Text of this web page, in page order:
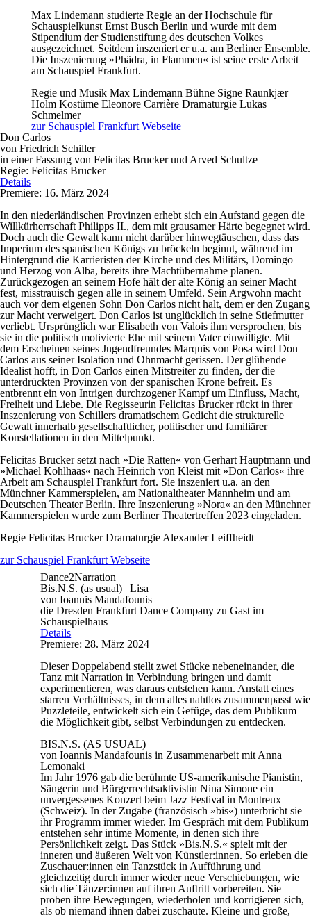
Max Lindemann studierte Regie an der Hochschule für
Schauspielkunst Ernst Busch Berlin und wurde mit dem
Stipendium der Studienstiftung des deutschen Volkes
ausgezeichnet. Seitdem inszeniert er u.a. am Berliner Ensemble.
Die Inszenierung »Phädra, in Flammen« ist seine erste Arbeit
am Schauspiel Frankfurt.
Regie und MusikMax Lindemann BühneSigne Raunkjær
Holm KostümeEleonore Carrière DramaturgieLukas
Schmelmer
zur Schauspiel Frankfurt Webseite
Don Carlos
von Friedrich Schiller
in einer Fassung von Felicitas Brucker und Arved Schultze
Regie: Felicitas Brucker
Details
Premiere: 16. März 2024
In den niederländischen Provinzen erhebt sich ein Aufstand gegen die
Willkürherrschaft Philipps II., dem mit grausamer Härte begegnet wird.
Doch auch die Gewalt kann nicht darüber hinwegtäuschen, dass das
Imperium des spanischen Königs zu bröckeln beginnt, während im
Hintergrund die Karrieristen der Kirche und des Militärs, Domingo
und Herzog von Alba, bereits ihre Machtübernahme planen.
Zurückgezogen an seinem Hofe hält der alte König an seiner Macht
fest, misstrauisch gegen alle in seinem Umfeld. Sein Argwohn macht
auch vor dem eigenen Sohn Don Carlos nicht halt, dem er den Zugang
zur Macht verweigert. Don Carlos ist unglücklich in seine Stiefmutter
verliebt. Ursprünglich war Elisabeth von Valois ihm versprochen, bis
sie in die politisch motivierte Ehe mit seinem Vater einwilligte. Mit
dem Erscheinen seines Jugendfreundes Marquis von Posa wird Don
Carlos aus seiner Isolation und Ohnmacht gerissen. Der glühende
Idealist hofft, in Don Carlos einen Mitstreiter zu finden, der die
unterdrückten Provinzen von der spanischen Krone befreit. Es
entbrennt ein von Intrigen durchzogener Kampf um Einfluss, Macht,
Freiheit und Liebe. Die Regisseurin Felicitas Brucker rückt in ihrer
Inszenierung von Schillers dramatischem Gedicht die strukturelle
Gewalt innerhalb gesellschaftlicher, politischer und familiärer
Konstellationen in den Mittelpunkt.
Felicitas Brucker setzt nach »Die Ratten« von Gerhart Hauptmann und
»Michael Kohlhaas« nach Heinrich von Kleist mit »Don Carlos« ihre
Arbeit am Schauspiel Frankfurt fort. Sie inszeniert u.a. an den
Münchner Kammerspielen, am Nationaltheater Mannheim und am
Deutschen Theater Berlin. Ihre Inszenierung »Nora« an den Münchner
Kammerspielen wurde zum Berliner Theatertreffen 2023 eingeladen.
Regie Felicitas BruckerDramaturgie Alexander Leiffheidt
zur Schauspiel Frankfurt Webseite
Dance2Narration
Bis.N.S. (as usual) | Lisa
von Ioannis Mandafounis
die Dresden Frankfurt Dance Company zu Gast im
Schauspielhaus
Details
Premiere: 28. März 2024
Dieser Doppelabend stellt zwei Stücke nebeneinander, die
Tanz mit Narration in Verbindung bringen und damit
experimentieren, was daraus entstehen kann. Anstatt eines
starren Verhältnisses, in dem alles nahtlos zusammenpasst wie
Puzzleteile, entwickelt sich ein Gefüge, das dem Publikum
die Möglichkeit gibt, selbst Verbindungen zu entdecken.
BIS.N.S. (AS USUAL)
von Ioannis Mandafounis in Zusammenarbeit mit Anna
Lemonaki
Im Jahr 1976 gab die berühmte US-amerikanische Pianistin,
Sängerin und Bürgerrechtsaktivistin Nina Simone ein
unvergessenes Konzert beim Jazz Festival in Montreux
(Schweiz). In der Zugabe (französisch »bis«) unterbricht sie
ihr Programm immer wieder. Im Gespräch mit dem Publikum
entstehen sehr intime Momente, in denen sich ihre
Persönlichkeit zeigt. Das Stück »Bis.N.S.« spielt mit der
inneren und äußeren Welt von Künstler:innen. So erleben die
Zuschauer:innen ein Tanzstück in Aufführung und
gleichzeitig durch immer wieder neue Verschiebungen, wie
sich die Tänzer:innen auf ihren Auftritt vorbereiten. Sie
proben ihre Bewegungen, wiederholen und korrigieren sich,
als ob niemand ihnen dabei zuschaute. Kleine und große,